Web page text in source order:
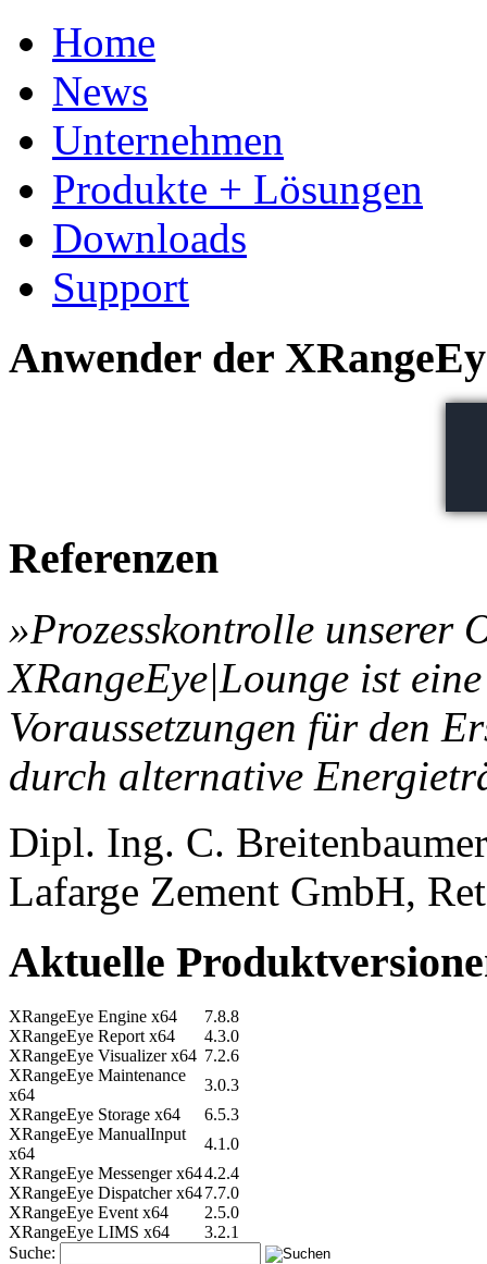
Home
News
Unternehmen
Produkte + Lösungen
Downloads
Support
Anwender der
Referenzen
»Prozesskontrolle unserer
XRangeEye|Lounge ist
Voraussetzungen für den
durch alternative
Dipl. Ing. C. Breitenbaumer
Lafarge Zement GmbH,
Aktuelle
XRangeEye Engine x64
7.8.8
XRangeEye Report x64
4.3.0
XRangeEye Visualizer x64 7.2.6
XRangeEye Maintenance
x64
3.0.3
XRangeEye Storage x64
6.5.3
XRangeEye ManualInput
x64
4.1.0
XRangeEye Messenger x644.2.4
XRangeEye Dispatcher x647.7.0
XRangeEye Event x64
2.5.0
XRangeEye LIMS x64
3.2.1
Suche: